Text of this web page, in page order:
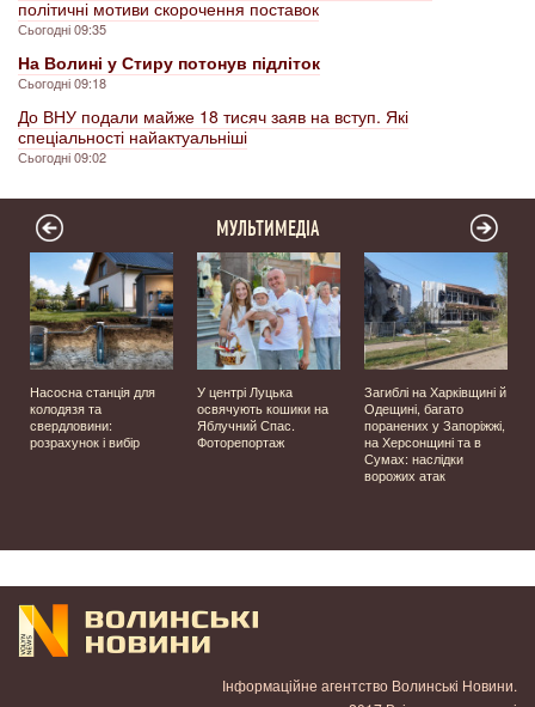
політичні мотиви скорочення поставок
Сьогодні 09:35
На Волині у Стиру потонув підліток
Сьогодні 09:18
До ВНУ подали майже 18 тисяч заяв на вступ. Які
спеціальності найактуальніші
Сьогодні 09:02
МУЛЬТИМЕДІА
Насосна станція для
колодязя та
свердловини:
розрахунок і вибір
У центрі Луцька
освячують кошики на
Яблучний Спас.
Фоторепортаж
Загиблі на Харківщині й
Одещині, багато
поранених у Запоріжжі,
на Херсонщині та в
Сумах: наслідки
ворожих атак
Інформаційне агентство Волинські Новини.